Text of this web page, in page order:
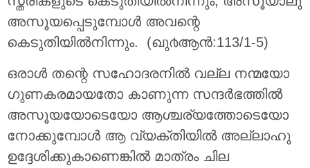
അസൂയപ്പെടുമ്പോള്‍ അവന്റെ
കെടുതിയില്‍നിന്നും. (ഖു൪ആന്‍:113/1-5)
ഒരാള്‍ തന്റെ സഹോദരനില്‍ വല്ല നന്മയോ
ഗുണകരമായതോ കാണുന്ന സന്ദര്‍ഭത്തില്‍
അസൂയയോടെയോ ആശ്ചര്യത്തോടെയോ
നോക്കുമ്പോള്‍ ആ വ്യക്തിയില്‍ അല്ലാഹു
ഉദ്ദേശിക്കുകാണെങ്കില്‍ മാത്രം ചില